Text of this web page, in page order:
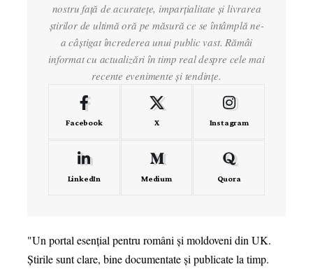
nostru față de acuratețe, imparțialitate și livrarea
știrilor de ultimă oră pe măsură ce se întâmplă ne-
a câștigat încrederea unui public vast. Rămâi
informat cu actualizări în timp real despre cele mai
recente evenimente și tendințe.
Facebook X Instagram
LinkedIn Medium Quora
"Un portal esențial pentru români și moldoveni din UK.
Știrile sunt clare, bine documentate și publicate la timp.